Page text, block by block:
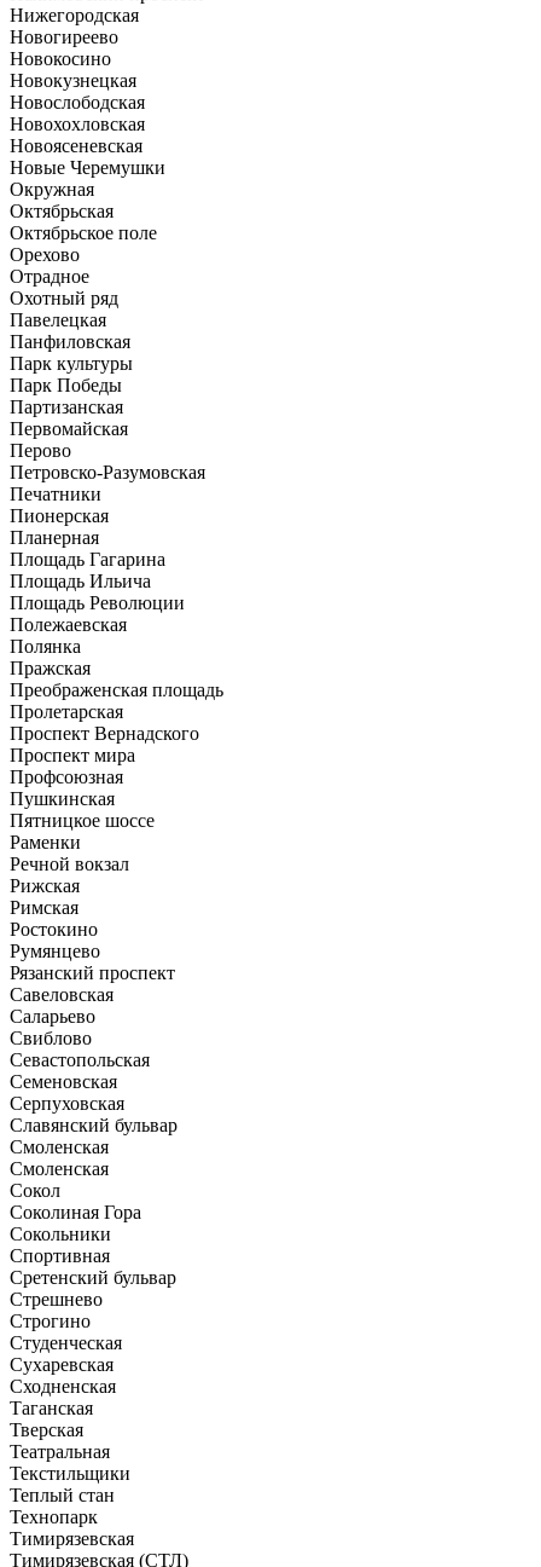
Нижегородская
Новогиреево
Новокосино
Новокузнецкая
Новослободская
Новохохловская
Новоясеневская
Новые Черемушки
Окружная
Октябрьская
Октябрьское поле
Орехово
Отрадное
Охотный ряд
Павелецкая
Панфиловская
Парк культуры
Парк Победы
Партизанская
Первомайская
Перово
Петровско-Разумовская
Печатники
Пионерская
Планерная
Площадь Гагарина
Площадь Ильича
Площадь Революции
Полежаевская
Полянка
Пражская
Преображенская площадь
Пролетарская
Проспект Вернадского
Проспект мира
Профсоюзная
Пушкинская
Пятницкое шоссе
Раменки
Речной вокзал
Рижская
Римская
Ростокино
Румянцево
Рязанский проспект
Савеловская
Саларьево
Свиблово
Севастопольская
Семеновская
Серпуховская
Славянский бульвар
Смоленская
Смоленская
Сокол
Соколиная Гора
Сокольники
Спортивная
Сретенский бульвар
Стрешнево
Строгино
Студенческая
Сухаревская
Сходненская
Таганская
Тверская
Театральная
Текстильщики
Теплый стан
Технопарк
Тимирязевская
Тимирязевская (СТЛ)